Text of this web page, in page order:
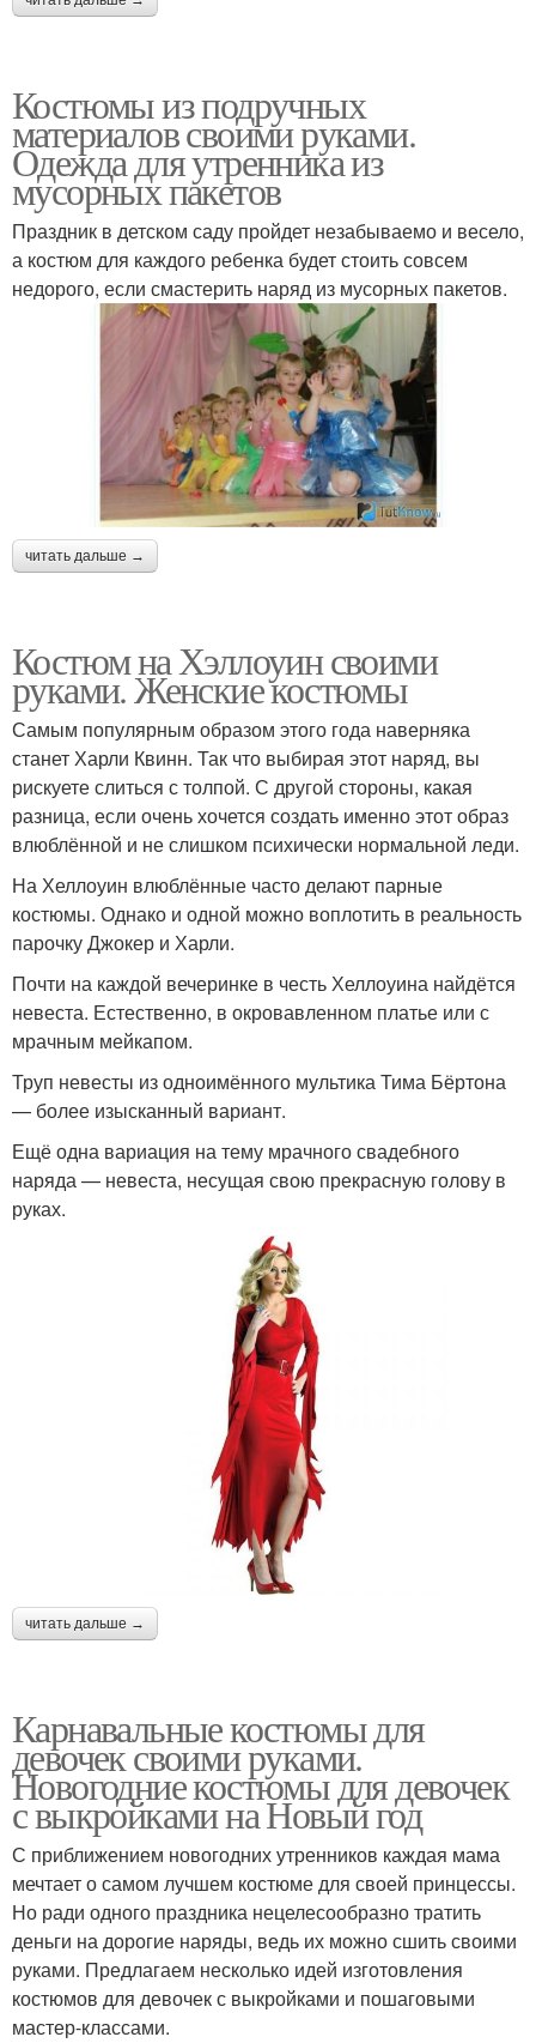
Костюмы из подручных
материалов своими руками.
Одежда для утренника из
мусорных пакетов
Праздник в детском саду пройдет незабываемо и весело,
а костюм для каждого ребенка будет стоить совсем
недорого, если смастерить наряд из мусорных пакетов.
читать дальше →
Костюм на Хэллоуин своими
руками. Женские костюмы
Самым популярным образом этого года наверняка
станет Харли Квинн. Так что выбирая этот наряд, вы
рискуете слиться с толпой. С другой стороны, какая
разница, если очень хочется создать именно этот образ
влюблённой и не слишком психически нормальной леди.
На Хеллоуин влюблённые часто делают парные
костюмы. Однако и одной можно воплотить в реальность
парочку Джокер и Харли.
Почти на каждой вечеринке в честь Хеллоуина найдётся
невеста. Естественно, в окровавленном платье или с
мрачным мейкапом.
Труп невесты из одноимённого мультика Тима Бёртона
— более изысканный вариант.
Ещё одна вариация на тему мрачного свадебного
наряда — невеста, несущая свою прекрасную голову в
руках.
читать дальше →
Карнавальные костюмы для
девочек своими руками.
Новогодние костюмы для девочек
с выкройками на Новый год
С приближением новогодних утренников каждая мама
мечтает о самом лучшем костюме для своей принцессы.
Но ради одного праздника нецелесообразно тратить
деньги на дорогие наряды, ведь их можно сшить своими
руками. Предлагаем несколько идей изготовления
костюмов для девочек с выкройками и пошаговыми
мастер-классами.